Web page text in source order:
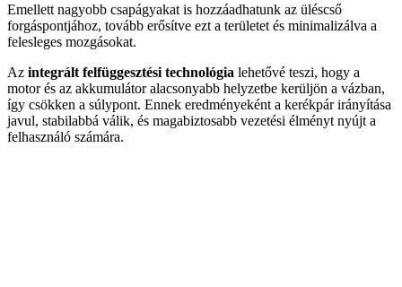
Emellett nagyobb csapágyakat is hozzáadhatunk az üléscső
forgáspontjához, tovább erősítve ezt a területet és minimalizálva a
felesleges mozgásokat.
Az integrált felfüggesztési technológia lehetővé teszi, hogy a
motor és az akkumulátor alacsonyabb helyzetbe kerüljön a vázban,
így csökken a súlypont. Ennek eredményeként a kerékpár irányítása
javul, stabilabbá válik, és magabiztosabb vezetési élményt nyújt a
felhasználó számára.